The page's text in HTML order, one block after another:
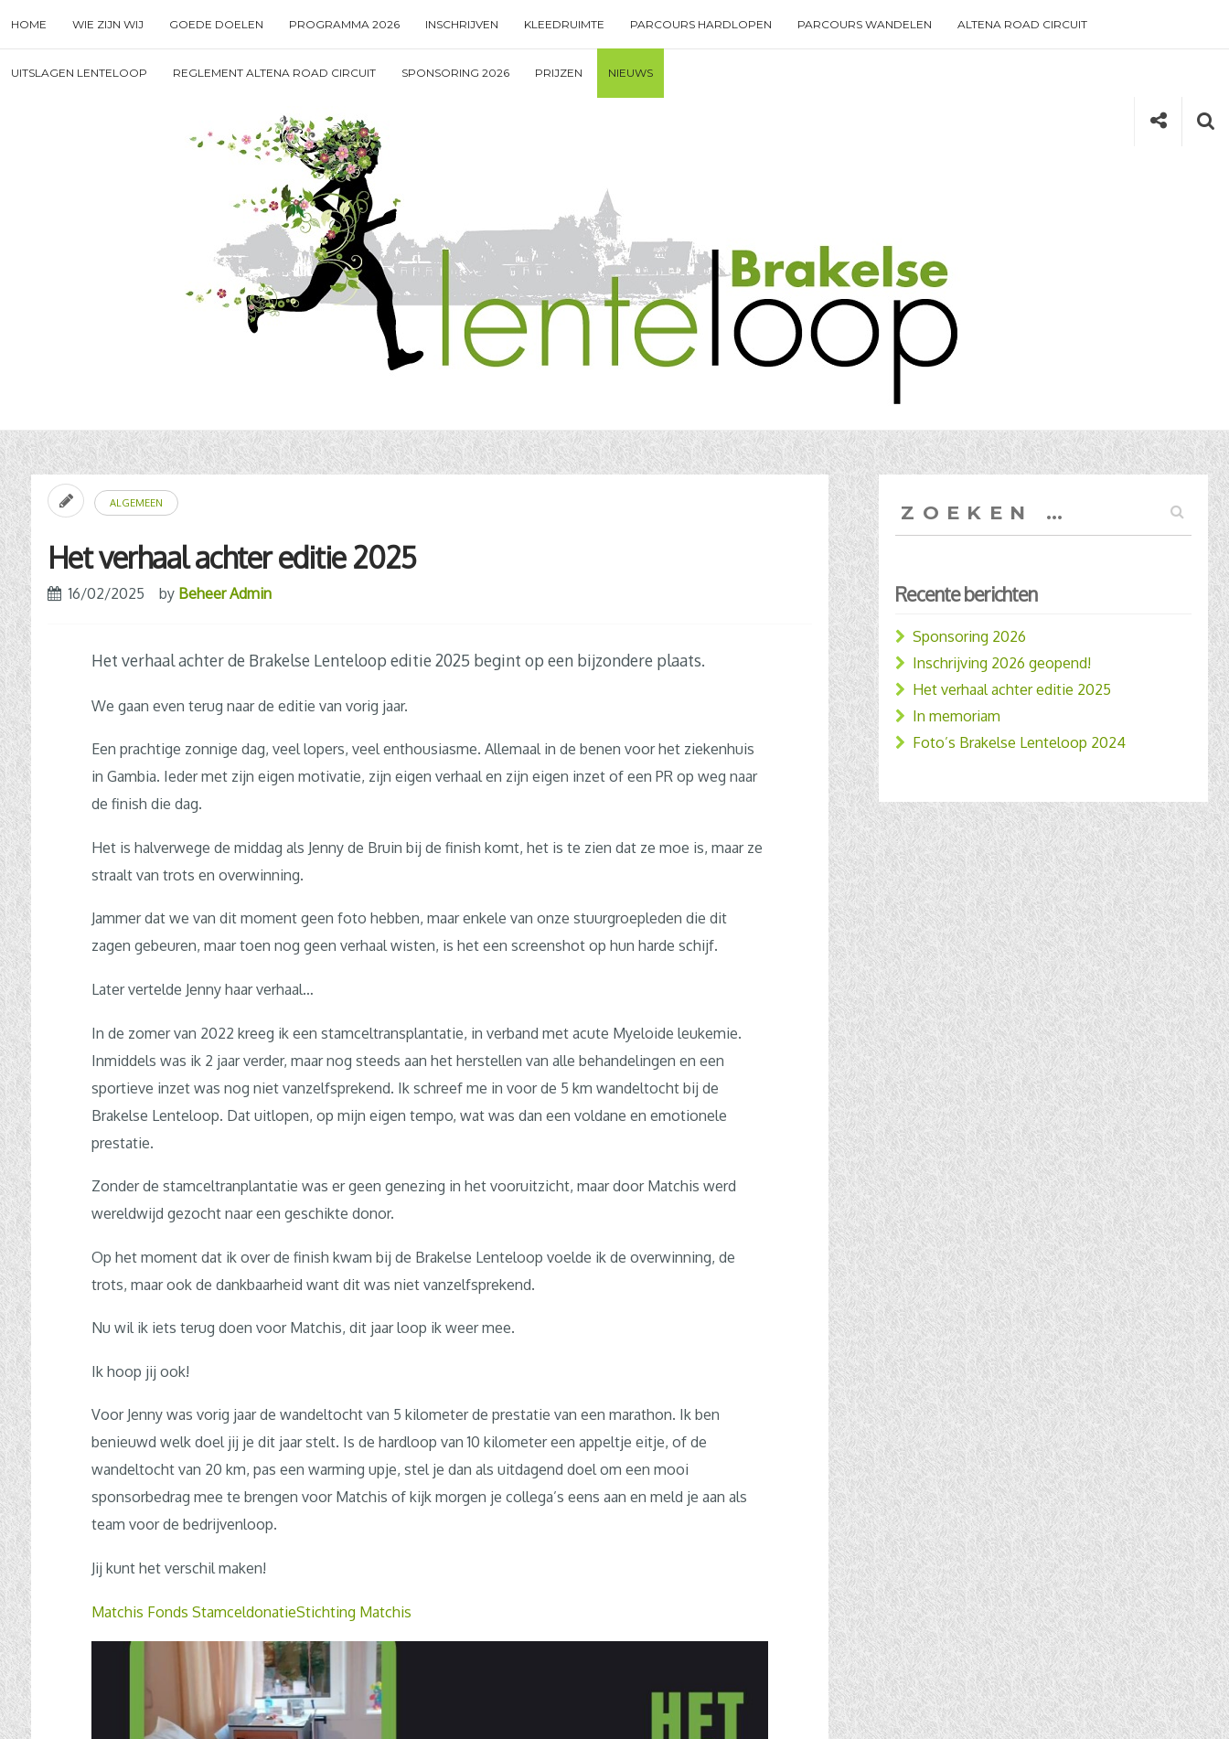
to
content
HOME WIE ZIJN WIJ GOEDE DOELEN PROGRAMMA 2026 INSCHRIJVEN KLEEDRUIMTE PARCOURS HARDLOPEN PARCOURS WANDELEN ALTENA ROAD CIRCUIT
UITSLAGEN LENTELOOP REGLEMENT ALTENA ROAD CIRCUIT SPONSORING 2026 PRIJZEN NIEUWS
for
enter
Social
ALGEMEEN
Het verhaal achter editie 2025
16/02/2025 by Beheer Admin
Het verhaal achter de Brakelse Lenteloop editie 2025 begint op een bijzondere plaats.
We gaan even terug naar de editie van vorig jaar.
Eenprachtige zonnige dag, veel lopers, veel enthousiasme. Allemaal in de benen voor het ziekenhuis
in Gambia. Ieder met zijn eigen motivatie, zijn eigen verhaal en zijn eigen inzet of een PR op weg naar
de finish die dag.
Het is halverwege de middag als Jenny de Bruin bij de finish komt, het is te zien dat ze moe is, maar ze
straalt van trots en overwinning.
Jammer dat we van dit moment geen foto hebben, maar enkele van onze stuurgroepleden die dit
zagen gebeuren, maar toen nog geen verhaal wisten, is het een screenshot op hun harde schijf.
Later vertelde Jenny haar verhaal…
In de zomer van 2022 kreeg ik een stamceltransplantatie, in verband met acute Myeloide leukemie.
Inmiddels was ik 2 jaar verder, maar nog steeds aan het herstellen van alle behandelingen en een
sportieve inzet was nog niet vanzelfsprekend. Ik schreef me in voor de 5 km wandeltocht bij de
Brakelse Lenteloop. Dat uitlopen, op mijn eigen tempo, wat was dan een voldane en emotionele
prestatie.
Zonder de stamceltranplantatie was er geen genezing in het vooruitzicht, maar door Matchis werd
wereldwijd gezocht naar een geschikte donor.
Op het moment dat ik over de finish kwam bij de Brakelse Lenteloop voelde ik de overwinning, de
trots, maar ook de dankbaarheid want dit was niet vanzelfsprekend.
Nu wil ik iets terug doen voor Matchis, dit jaar loop ik weer mee.
Ik hoop jij ook!
Voor Jenny was vorig jaar de wandeltocht van 5 kilometer de prestatie van een marathon. Ik ben
benieuwd welk doel jij je dit jaar stelt. Is de hardloop van 10 kilometer een appeltje eitje, of de
wandeltocht van 20 km, pas een warming upje, stel je dan als uitdagend doel om een mooi
sponsorbedrag mee te brengen voor Matchis of kijk morgen je collega’s eens aan en meld je aan als
team voor de bedrijvenloop.
Jij kunt het verschil maken!
Matchis Fonds StamceldonatieStichting Matchis
naar:
Recente berichten
Sponsoring 2026
Inschrijving 2026 geopend!
Het verhaal achter editie 2025
In memoriam
Foto’s Brakelse Lenteloop 2024